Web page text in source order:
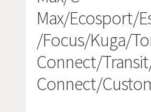
Max/Ecosport/
/Focus/Kuga/
Connect/
Connect/